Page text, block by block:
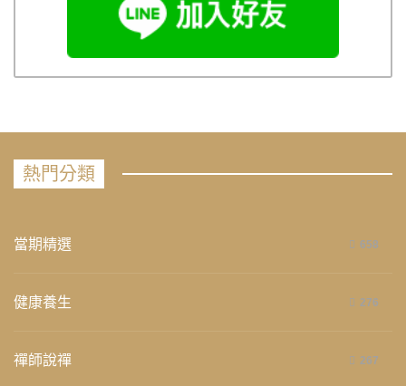
熱門分類
當期精選 658
健康養生 276
禪師說禪 267